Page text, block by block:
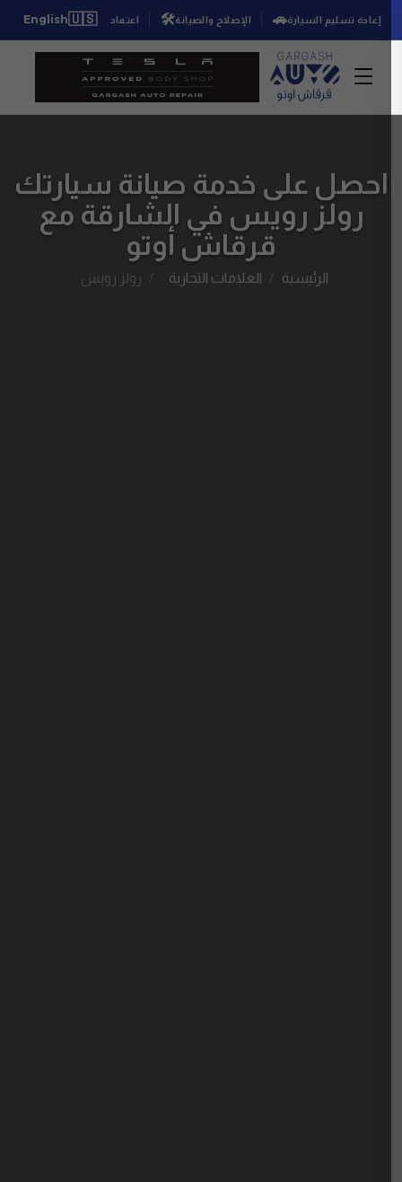
اعتماد طلب الإصلاح 🛠️الإصلاح والصيانة 🚗 إعادة تسليم السيارة 🇺🇸
English
احصل على خدمة صيانة سيارتك
رولز رويس في الشارقة مع
قرقاش أوتو
الرئيسية العلامات التجارية رولز رويس